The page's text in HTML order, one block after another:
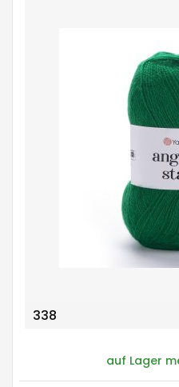
338
auf Lager